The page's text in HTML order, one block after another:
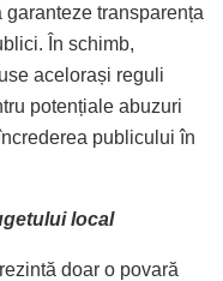
transparența
În schimb,
acelorași reguli
potențiale abuzuri
publicului în
local
doar o povară